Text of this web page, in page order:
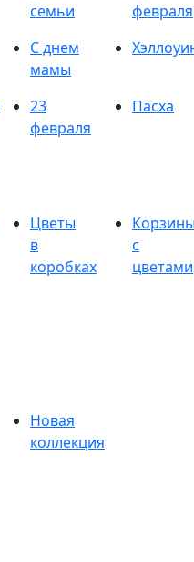
семьи
февраля
С днем
мамы
23
февраля
Пасха
Цветы
в
коробках
с
цветами
Новая
коллекция